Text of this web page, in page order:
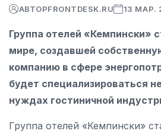
АВТОРFRONTDESK.RU 13 МАР.
Группа отелей «Кемпински»
мире, создавшей
компанию в сфере
будет специализироваться
нуждах гостиничной
Группа отелей «Кемпински»